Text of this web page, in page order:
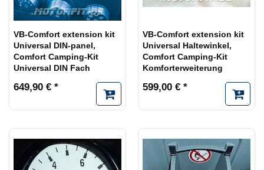
VB-Comfort extension kit
Universal DIN-panel,
Comfort Camping-Kit
Universal DIN Fach
649,90 € *
VB-Comfort extension kit
Universal Haltewinkel,
Comfort Camping-Kit
Komforterweiterung
599,00 € *